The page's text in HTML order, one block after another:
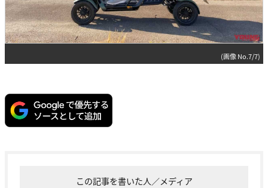
(画像 No.7/7)
この記事を書いた人／メディア